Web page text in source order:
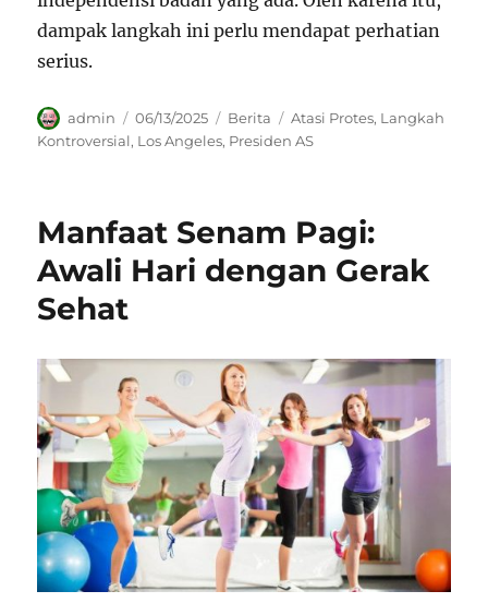
dampak langkah ini perlu mendapat perhatian
serius.
Author
admin
Posted
on
06/13/2025 Categories
Berita Tags
Atasi Protes, Langkah
Kontroversial, Los Angeles, Presiden AS
Manfaat Senam Pagi:
Awali Hari dengan Gerak
Sehat